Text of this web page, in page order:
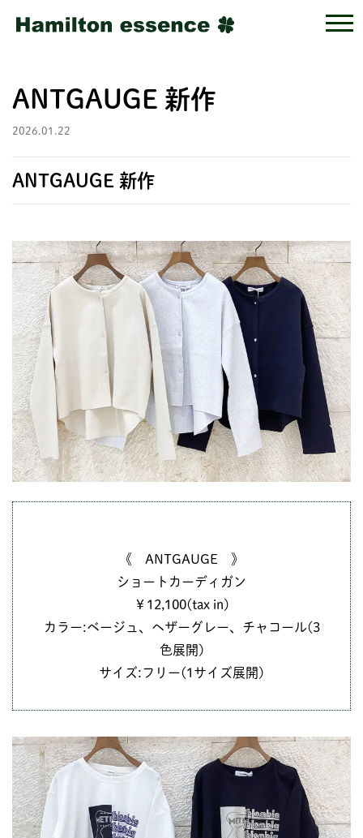
ANTGAUGE 新作
2026.01.22
ANTGAUGE 新作
《 ANTGAUGE 》
ショートカーディガン
￥12,100(tax in)
カラー:ベージュ、ヘザーグレー、チャコール(3
色展開)
サイズ:フリー(1サイズ展開)